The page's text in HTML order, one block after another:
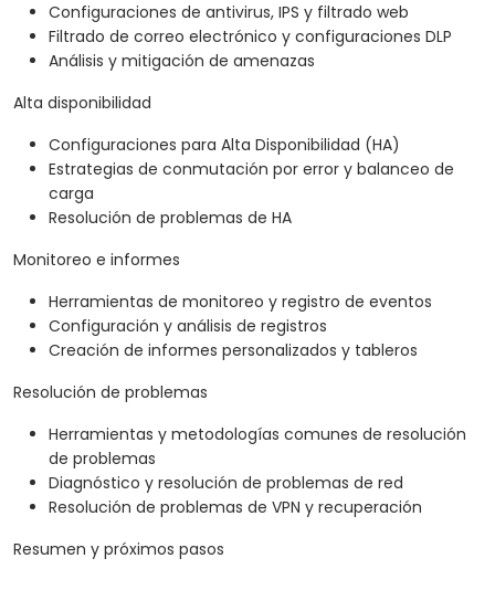
Configuraciones de antivirus, IPS y filtrado web
Filtrado de correo electrónico y configuraciones DLP
Análisis y mitigación de amenazas
Alta disponibilidad
Configuraciones para Alta Disponibilidad (HA)
Estrategias de conmutación por error y balanceo de
carga
Resolución de problemas de HA
Monitoreo e informes
Herramientas de monitoreo y registro de eventos
Configuración y análisis de registros
Creación de informes personalizados y tableros
Resolución de problemas
Herramientas y metodologías comunes de resolución
de problemas
Diagnóstico y resolución de problemas de red
Resolución de problemas de VPN y recuperación
Resumen y próximos pasos